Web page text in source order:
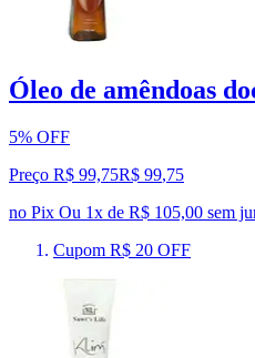
Óleo de amêndoas
5% OFF
Preço R$ 99,75R$ 99,75
no Pix Ou 1x de R$ 105,00 sem
Cupom R$ 20 OFF